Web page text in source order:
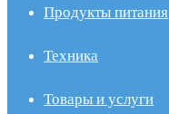
Продукты питания
Техника
Товары и услуги